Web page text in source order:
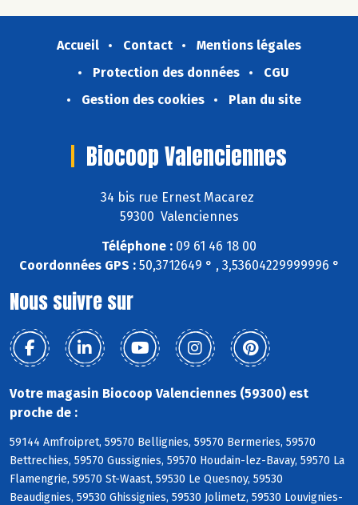
Accueil Contact
Mentions légales
Protection des données
CGU
Gestion des cookies
Plan du site
Biocoop Valenciennes
34 bis rue Ernest Macarez
59300 Valenciennes
Téléphone : 09 61 46 18 00
Coordonnées GPS :50,3712649 ° , 3,53604229999996 °
Nous suivre sur
Votre magasin Biocoop Valenciennes (59300) est
proche de :
59144 Amfroipret, 59570 Bellignies, 59570 Bermeries, 59570
Bettrechies, 59570 Gussignies, 59570 Houdain-lez-Bavay, 59570 La
Flamengrie, 59570 St-Waast, 59530 Le Quesnoy, 59530
Beaudignies, 59530 Ghissignies, 59530 Jolimetz, 59530 Louvignies-